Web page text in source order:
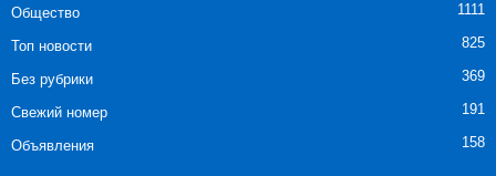
Общество 1111
Топ новости 825
Без рубрики 369
Свежий номер 191
Объявления 158